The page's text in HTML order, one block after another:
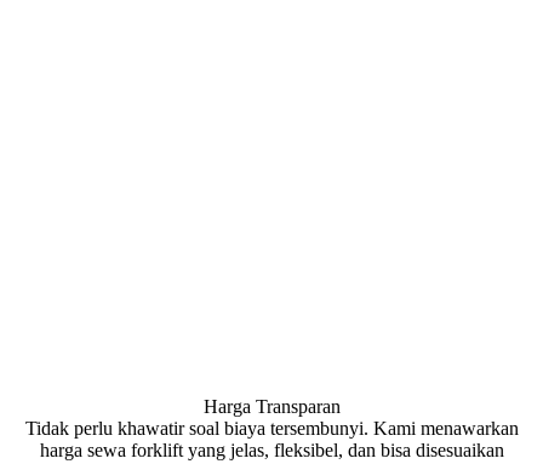
Harga Transparan
Tidak perlu khawatir soal biaya tersembunyi. Kami menawarkan
harga sewa forklift yang jelas, fleksibel, dan bisa disesuaikan